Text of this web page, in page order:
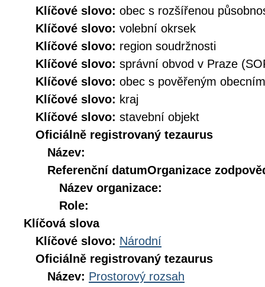
Klíčové slovo: obec s rozšířenou
Klíčové slovo: volební okrsek
Klíčové slovo: region soudržnosti
Klíčové slovo: správní obvod v Praze
Klíčové slovo: obec s pověřeným
Klíčové slovo: kraj
Klíčové slovo: stavební objekt
Oficiálně registrovaný tezaurus
Název:
Referenční datumOrganizace
Název organizace:
Role:
Klíčová slova
Klíčové slovo: Národní
Oficiálně registrovaný tezaurus
Název: Prostorový rozsah